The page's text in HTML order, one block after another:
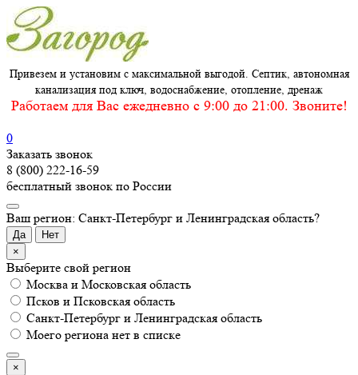
Привезем и установим с максимальной выгодой. Септик, автономная
канализация под ключ, водоснабжение, отопление, дренаж
Работаем для Вас ежедневно c 9:00 до 21:00. Звоните!
0
Заказать звонок
8 (800) 222-16-59
бесплатный звонок по России
Ваш регион: Санкт-Петербург и Ленинградская область?
Да
Нет
×
Выберите свой регион
Москва и Московская область
Псков и Псковская область
Санкт-Петербург и Ленинградская область
Моего региона нет в списке
×